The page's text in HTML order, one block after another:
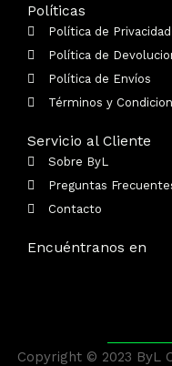
Políticas
Política de Privacidad
Política de
Política de Envíos
Términos y
Servicio al Cliente
Sobre ByL
Preguntas
Contacto
Encuéntranos en
Copyright © 2023 ByL